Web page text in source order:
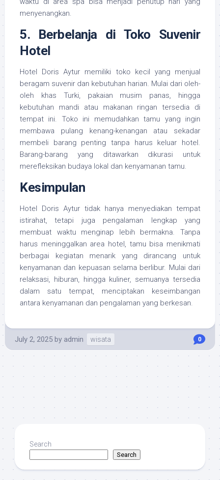
menyenangkan.
5. Berbelanja di Toko Suvenir
Hotel
Hotel Doris Aytur memiliki toko kecil yang menjual
beragam suvenir dan kebutuhan harian. Mulai dari oleh-
oleh khas Turki, pakaian musim panas, hingga
kebutuhan mandi atau makanan ringan tersedia di
tempat ini. Toko ini memudahkan tamu yang ingin
membawa pulang kenang-kenangan atau sekadar
membeli barang penting tanpa harus keluar hotel.
Barang-barang yang ditawarkan dikurasi untuk
merefleksikan budaya lokal dan kenyamanan tamu.
Kesimpulan
Hotel Doris Aytur tidak hanya menyediakan tempat
istirahat, tetapi juga pengalaman lengkap yang
membuat waktu menginap lebih bermakna. Tanpa
harus meninggalkan area hotel, tamu bisa menikmati
berbagai kegiatan menarik yang dirancang untuk
kenyamanan dan kepuasan selama berlibur. Mulai dari
relaksasi, hiburan, hingga kuliner, semuanya tersedia
dalam satu tempat, menciptakan keseimbangan
antara kenyamanan dan pengalaman yang berkesan.
July 2, 2025 by admin wisata 0
Search
Search